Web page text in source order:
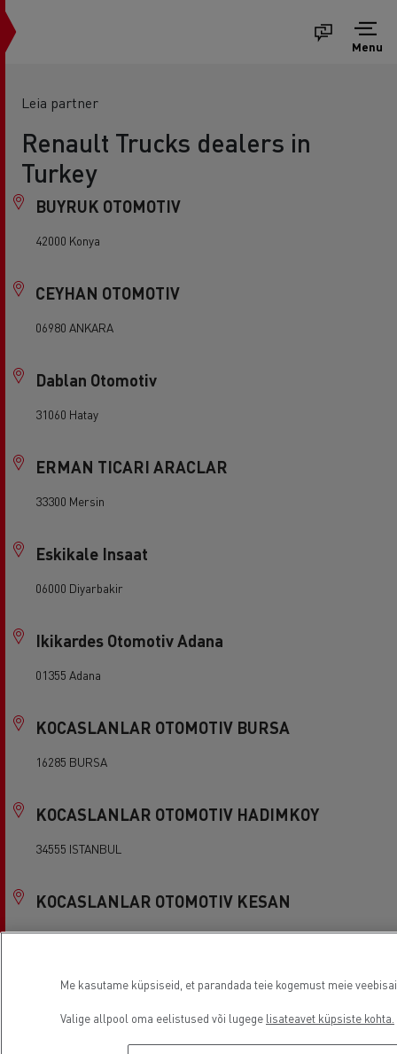
Menu
Leia partner
Renault Trucks dealers in
Turkey
BUYRUK OTOMOTIV
42000 Konya
CEYHAN OTOMOTIV
06980 ANKARA
Dablan Otomotiv
31060 Hatay
ERMAN TICARI ARACLAR
33300 Mersin
Eskikale Insaat
06000 Diyarbakir
Ikikardes Otomotiv Adana
01355 Adana
KOCASLANLAR OTOMOTIV BURSA
16285 BURSA
KOCASLANLAR OTOMOTIV HADIMKOY
34555 ISTANBUL
KOCASLANLAR OTOMOTIV KESAN
22800 Edirne
KOCASLANLAR OTOMOTIV KOCAELI
41100 KOCAELI
Me kasutame küpsiseid, et parandada teie kogemust meie
Valige allpool oma eelistused või lugege lisateavet küpsiste kohta.